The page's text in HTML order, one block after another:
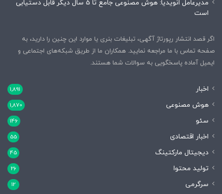
مدیرعامل انویدیا: هوش مصنوعی جامع تا 5 سال دیگر قابل دستیابی
است
اگر قصد انتشار رپورتاژ آگهی، تبلیغات بنری یا موارد این چنین را دارید، به
صفحه تماس با ما مراجعه نمایید. همکاران ما از طریق شبکه‌های اجتماعی و
ایمیل آماده پاسخگویی به سوالات شما هستند.
اخبار 1,891
هوش مصنوعی 1,870
سئو 146
اخبار اقتصادی 55
دیجیتال مارکتینگ 45
تولید محتوا 26
سرگرمی 12